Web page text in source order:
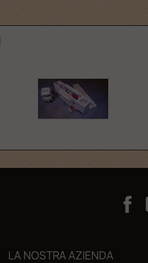
LA NOSTRA AZIENDA